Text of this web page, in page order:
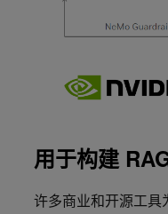
用于构建
许多商业和开源工具